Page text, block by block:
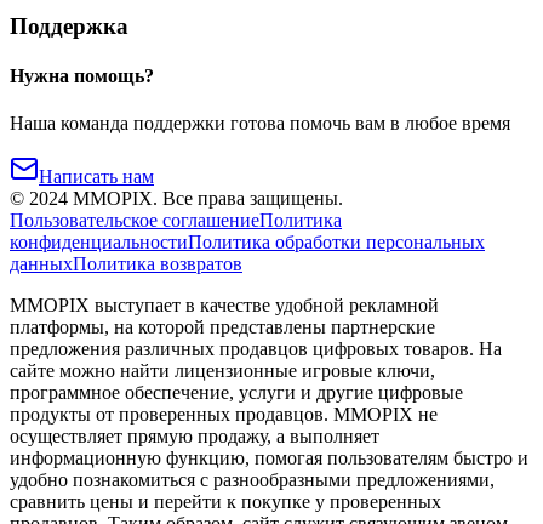
Поддержка
Нужна помощь?
Наша команда поддержки готова помочь вам в любое время
Написать нам
© 2024 MMOPIX. Все права защищены.
Пользовательское соглашениеПолитика
конфиденциальностиПолитика обработки персональных
данныхПолитика возвратов
MMOPIX выступает в качестве удобной рекламной
платформы, на которой представлены партнерские
предложения различных продавцов цифровых товаров. На
сайте можно найти лицензионные игровые ключи,
программное обеспечение, услуги и другие цифровые
продукты от проверенных продавцов. MMOPIX не
осуществляет прямую продажу, а выполняет
информационную функцию, помогая пользователям быстро и
удобно познакомиться с разнообразными предложениями,
сравнить цены и перейти к покупке у проверенных